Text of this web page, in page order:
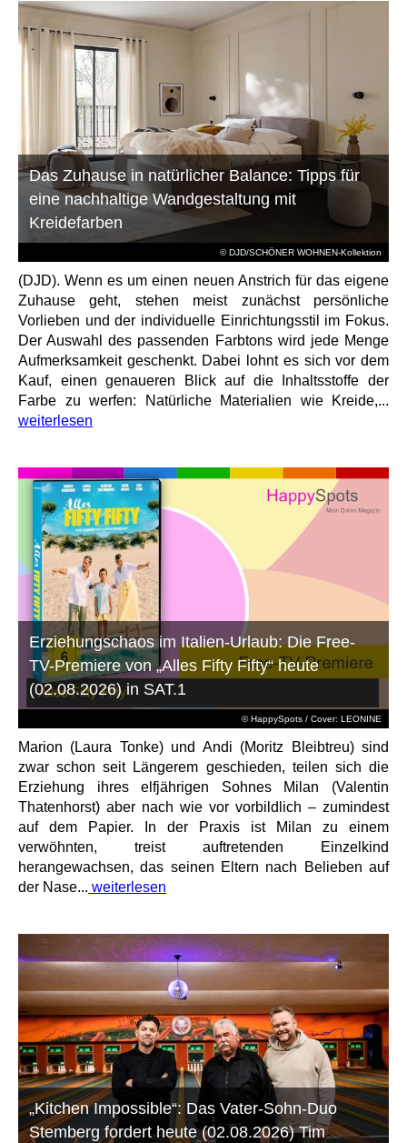
© DJD/SCHÖNER WOHNEN-Kollektion
Das Zuhause in natürlicher Balance: Tipps für
eine nachhaltige Wandgestaltung mit
Kreidefarben
(DJD). Wenn es um einen neuen Anstrich für das eigene
Zuhause geht, stehen meist zunächst persönliche
Vorlieben und der individuelle Einrichtungsstil im Fokus.
Der Auswahl des passenden Farbtons wird jede Menge
Aufmerksamkeit geschenkt. Dabei lohnt es sich vor dem
Kauf, einen genaueren Blick auf die Inhaltsstoffe der
Farbe zu werfen: Natürliche Materialien wie Kreide,...
weiterlesen
© HappySpots / Cover: LEONINE
Erziehungschaos im Italien-Urlaub: Die Free-
TV-Premiere von „Alles Fifty Fifty“ heute
(02.08.2026) in SAT.1
Marion (Laura Tonke) und Andi (Moritz Bleibtreu) sind
zwar schon seit Längerem geschieden, teilen sich die
Erziehung ihres elfjährigen Sohnes Milan (Valentin
Thatenhorst) aber nach wie vor vorbildlich – zumindest
auf dem Papier. In der Praxis ist Milan zu einem
verwöhnten, treist auftretenden Einzelkind
herangewachsen, das seinen Eltern nach Belieben auf
der Nase... weiterlesen
„Kitchen Impossible“: Das Vater-Sohn-Duo
Stemberg fordert heute (02.08.2026) Tim